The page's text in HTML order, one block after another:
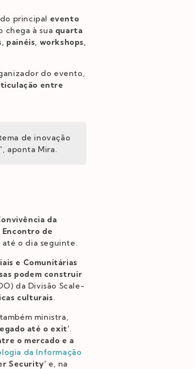
principal evento
chega à sua quarta
painéis, workshops,
do evento,
entre
de inovação
aponta Mira.
da
Encontro de
até o dia seguinte.
e Comunitárias
podem construir
da Divisão Scale-
culturais.
ministra,
até o exit’.
o mercado e a
da Informação
Security’ e, na